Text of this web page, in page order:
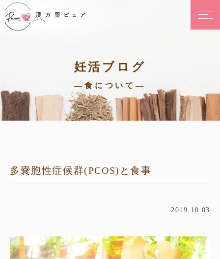
妊活ブログ
—食について—
多嚢胞性症候群(PCOS)と食事
2019.10.03